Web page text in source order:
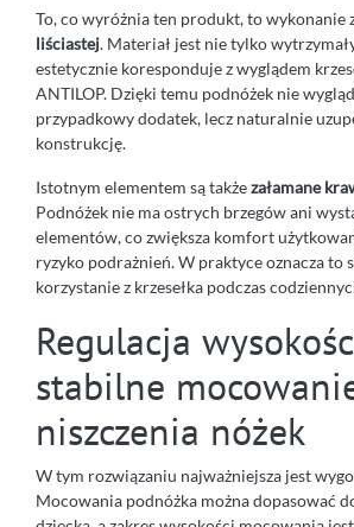
To, co wyróżnia ten produkt, to wykonanie
liściastej. Materiał jest nie tylko
estetycznie koresponduje z wyglądem
ANTILOP. Dzięki temu podnóżek nie
przypadkowy dodatek, lecz naturalnie
konstrukcję.
Istotnym elementem są takżezałamane
Podnóżek nie ma ostrych brzegów ani
elementów, co zwiększa komfort
ryzyko podrażnień. W praktyce oznacza to
korzystanie z krzesełka podczas
Regulacja
stabilne
niszczenia nóżek
W tym rozwiązaniu najważniejsza jest
Mocowania podnóżka można dopasować